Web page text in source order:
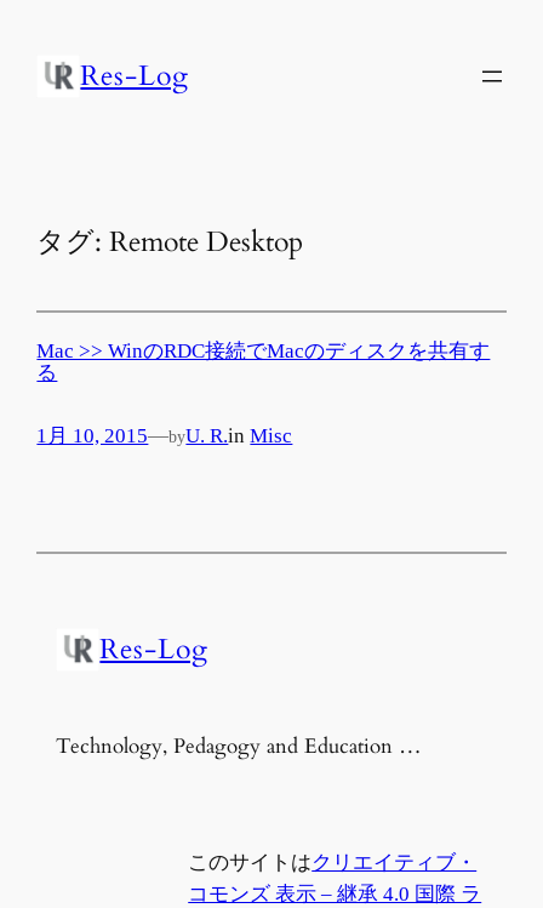
Res-Log
タグ:Remote Desktop
Mac >> WinのRDC接続でMacのディスクを共有す
る
1月 10, 2015—byU. R.inMisc
Res-Log
Technology, Pedagogy and Education …
このサイトはクリエイティブ・
コモンズ 表示 – 継承 4.0 国際 ラ